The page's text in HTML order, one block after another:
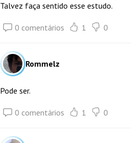
Talvez faça sentido esse estudo.
0 comentários 1 0
Rommelz
Pode ser.
0 comentários 1 0